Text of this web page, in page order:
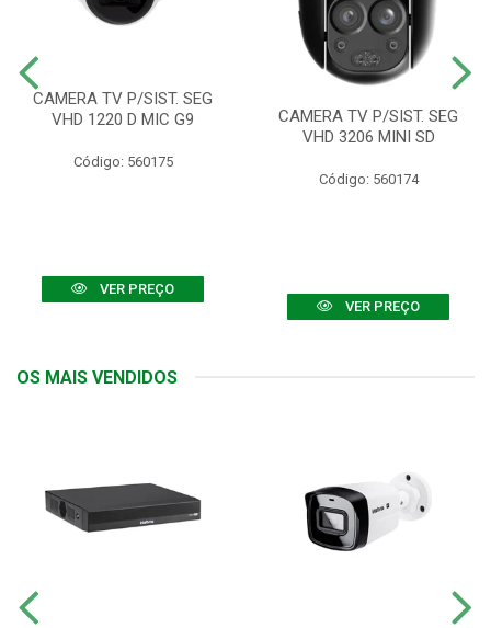
CAMERA TV P/SIST. SEG
VHD 1220 D MIC G9
Código: 560175
VER PREÇO
CAMERA TV P/SIST. SEG
VHD 3206 MINI SD
Código: 560174
VER PREÇO
OS MAIS VENDIDOS